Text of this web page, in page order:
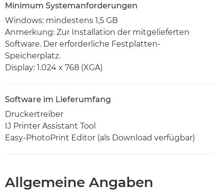
Minimum Systemanforderungen
Windows: mindestens 1,5 GB
Anmerkung: Zur Installation der mitgelieferten
Software. Der erforderliche Festplatten-
Speicherplatz.
Display: 1.024 x 768 (XGA)
Software im Lieferumfang
Druckertreiber
IJ Printer Assistant Tool
Easy-PhotoPrint Editor (als Download verfügbar)
Allgemeine Angaben